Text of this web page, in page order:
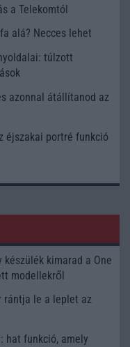
a Telekomtól
alá? Necces lehet
túlzott
azonnal átállítanod az
éjszakai portré funkció
készülék kimarad a One
modellekről
rántja le a leplet az
hat funkció, amely